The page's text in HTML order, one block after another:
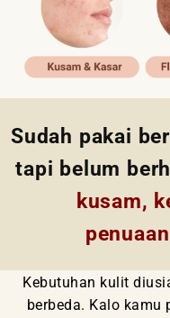
Sudah pakai
tapi belum
kusam,
penuaan
Kebutuhan kulit
berbeda. Kalo kamu